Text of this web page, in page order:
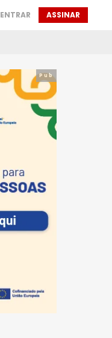
ENTRAR ASSINAR
Pub